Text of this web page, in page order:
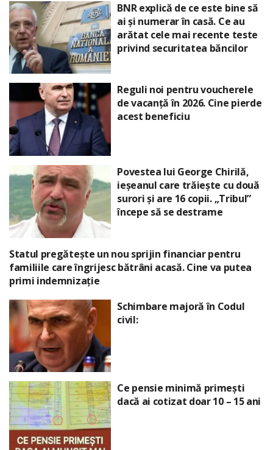
BNR explică de ce este bine să
ai și numerar în casă. Ce au
arătat cele mai recente teste
privind securitatea băncilor
Reguli noi pentru voucherele
de vacanță în 2026. Cine pierde
acest beneficiu
Povestea lui George Chirilă,
ieșeanul care trăiește cu două
surori și are 16 copii. „Tribul”
începe să se destrame
Statul pregătește un nou sprijin financiar pentru
familiile care îngrijesc bătrâni acasă. Cine va putea
primi indemnizație
Schimbare majoră în Codul
civil:
Ce pensie minimă primești
dacă ai cotizat doar 10 – 15 ani